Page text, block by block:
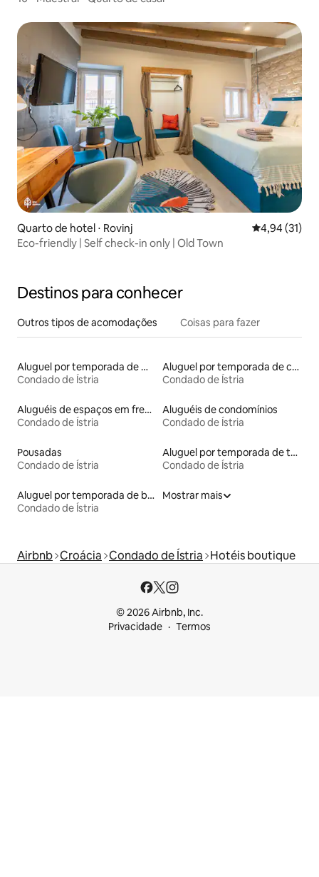
Quarto de hotel ⋅ Rovinj 4,94 de uma
4,94 (31)
Eco-friendly | Self check-in only | Old Town
Destinos para conhecer
Outros tipos de acomodações Coisas para fazer
Aluguel por temporada de microcasas
Condado de Ístria
Aluguel por temporada de casas de veraneio
Condado de Ístria
Aluguéis de espaços em frente à praia
Condado de Ístria
Aluguéis de condomínios
Condado de Ístria
Pousadas
Condado de Ístria
Aluguel por temporada de townhouses
Condado de Ístria
Aluguel por temporada de barcos
Condado de Ístria
Mostrar mais
Airbnb Croácia Condado de Ístria Hotéis boutique
© 2026 Airbnb, Inc.
Privacidade
Termos